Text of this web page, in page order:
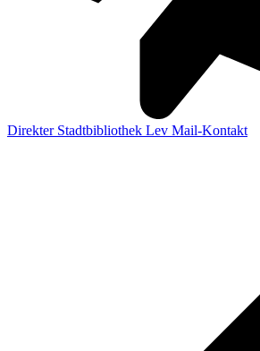
Direkter Stadtbibliothek Lev Mail-Kontakt